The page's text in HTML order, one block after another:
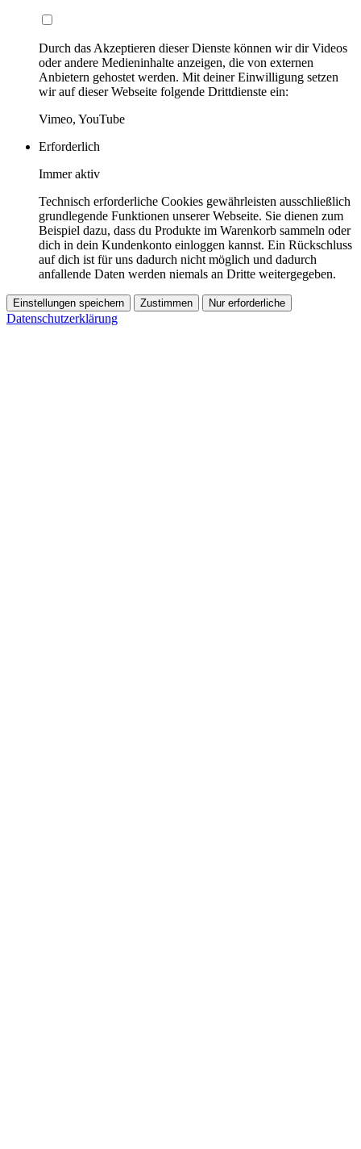
Durch das Akzeptieren dieser Dienste können wir dir Videos
oder andere Medieninhalte anzeigen, die von externen
Anbietern gehostet werden. Mit deiner Einwilligung setzen
wir auf dieser Webseite folgende Drittdienste ein:
Vimeo, YouTube
Erforderlich
Immer aktiv
Technisch erforderliche Cookies gewährleisten ausschließlich
grundlegende Funktionen unserer Webseite. Sie dienen zum
Beispiel dazu, dass du Produkte im Warenkorb sammeln oder
dich in dein Kundenkonto einloggen kannst. Ein Rückschluss
auf dich ist für uns dadurch nicht möglich und dadurch
anfallende Daten werden niemals an Dritte weitergegeben.
Einstellungen speichern Zustimmen Nur erforderliche
Datenschutzerklärung